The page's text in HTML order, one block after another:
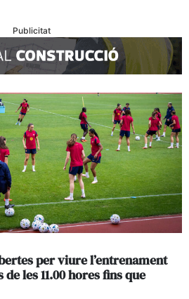
Publicitat
per viure l’entrenament
les 11.00 hores fins que